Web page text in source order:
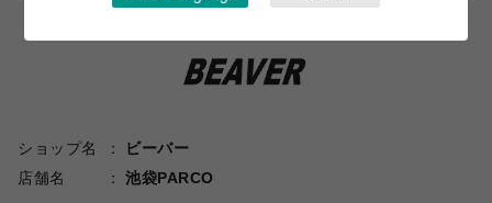
ショップ名
ビーバー
店舗名
池袋PARCO